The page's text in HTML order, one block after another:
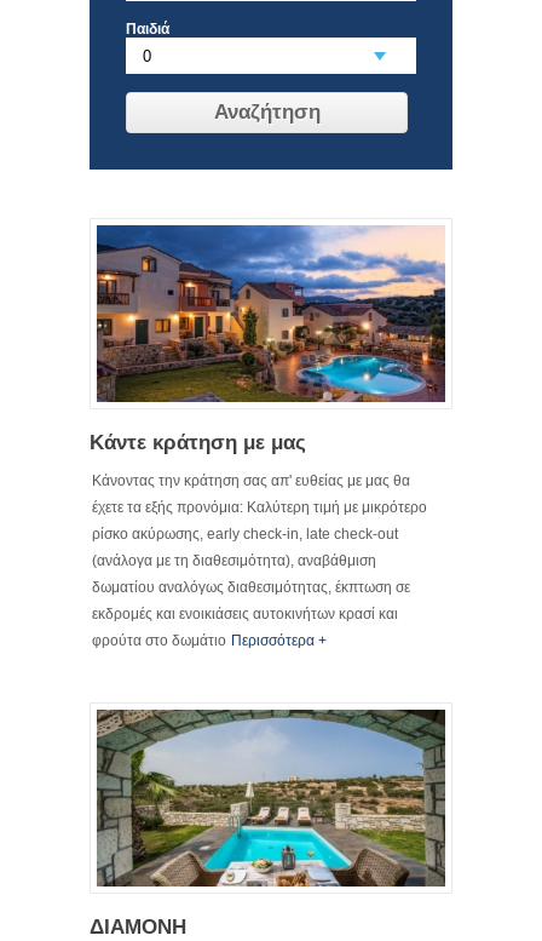
Παιδιά
Αναζήτηση
Κάντε κράτηση με μας
Κάνοντας την κράτηση σας απ' ευθείας με μας θα
έχετε τα εξής προνόμια: Καλύτερη τιμή με μικρότερο
ρίσκο ακύρωσης, early check-in, late check-out
(ανάλογα με τη διαθεσιμότητα), αναβάθμιση
δωματίου αναλόγως διαθεσιμότητας, έκπτωση σε
εκδρομές και ενοικιάσεις αυτοκινήτων κρασί και
φρούτα στο δωμάτιο Περισσότερα +
ΔΙΑΜΟΝΗ